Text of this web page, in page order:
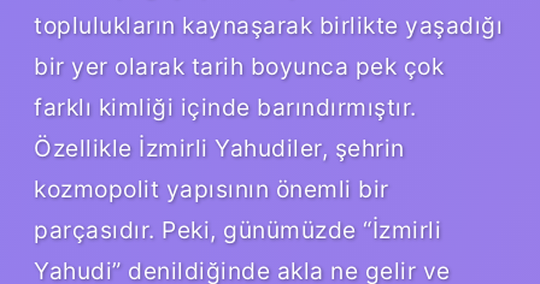
toplulukların kaynaşarak birlikte yaşadığı
bir yer olarak tarih boyunca pek çok
farklı kimliği içinde barındırmıştır.
Özellikle İzmirli Yahudiler, şehrin
kozmopolit yapısının önemli bir
parçasıdır. Peki, günümüzde “İzmirli
Yahudi” denildiğinde akla ne gelir ve